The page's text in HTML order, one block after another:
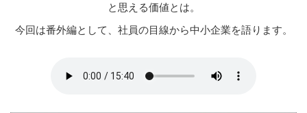
と思える価値とは。
今回は番外編として、社員の目線から中小企業を語ります。